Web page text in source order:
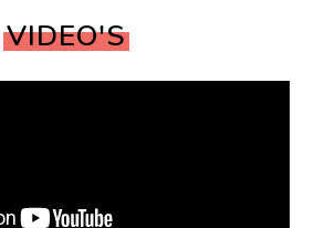
VIDEO'S